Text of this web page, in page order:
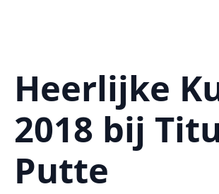
Heerlijke
2018 bij
Putte